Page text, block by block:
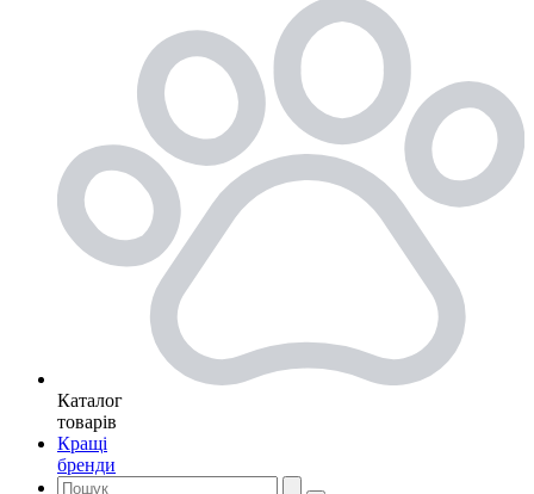
Каталог
товарів
Кращі
бренди